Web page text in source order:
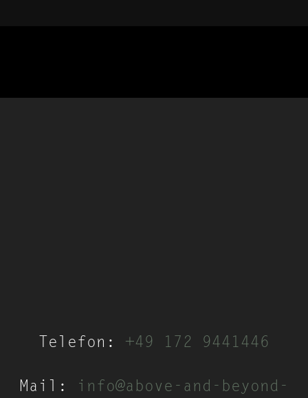
Telefon: +49 172 9441446
Mail: info@above-and-beyond-